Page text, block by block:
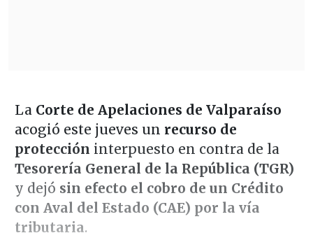
La Corte de Apelaciones de Valparaíso
acogió este jueves un recurso de
protección interpuesto en contra de la
Tesorería General de la República (TGR)
y dejó sin efecto el cobro de un Crédito
con Aval del Estado (CAE) por la vía
tributaria.